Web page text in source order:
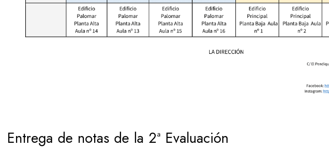
Entrega de notas de la 2ª Evaluación